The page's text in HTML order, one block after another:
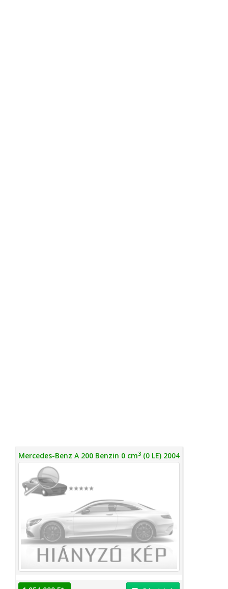
Mercedes-Benz A 200 Benzin 0 cm3 (0 LE) 2004